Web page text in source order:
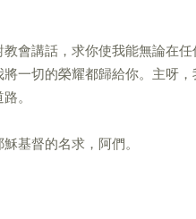
會講話，求你使我能無論在
一切的榮耀都歸給你。主呀
。
基督的名求，阿們。